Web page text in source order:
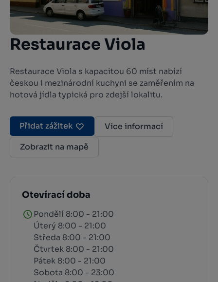
Restaurace Viola
Restaurace Viola s kapacitou 60 míst nabízí
českou i mezinárodní kuchyni se zaměřením na
hotová jídla typická pro zdejší lokalitu.
Přidat zážitek
Více informací
Zobrazit na mapě
Otevírací doba
Pondělí 8:00 - 21:00
Úterý 8:00 - 21:00
Středa 8:00 - 21:00
Čtvrtek 8:00 - 21:00
Pátek 8:00 - 21:00
Sobota 8:00 - 23:00